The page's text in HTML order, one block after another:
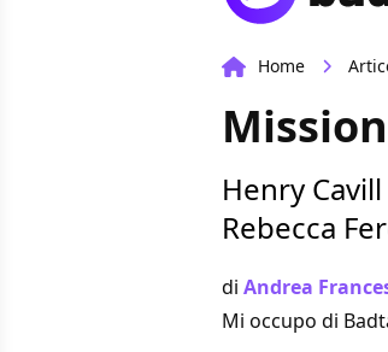
Home
Henry
Rebecca
di Andrea
Mi occupo di